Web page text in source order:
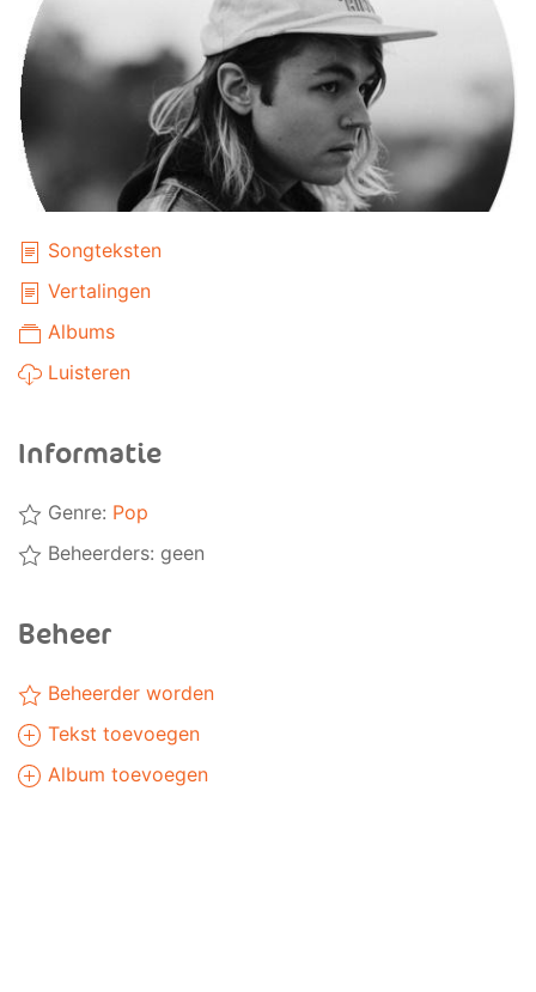
Songteksten
Vertalingen
Albums
Luisteren
Informatie
Genre: Pop
Beheerders: geen
Beheer
Beheerder worden
Tekst toevoegen
Album toevoegen